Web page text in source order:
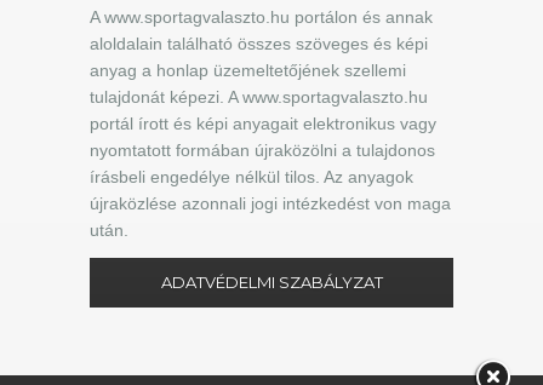
A www.sportagvalaszto.hu portálon és annak
aloldalain található összes szöveges és képi
anyag a honlap üzemeltetőjének szellemi
tulajdonát képezi. A www.sportagvalaszto.hu
portál írott és képi anyagait elektronikus vagy
nyomtatott formában újraközölni a tulajdonos
írásbeli engedélye nélkül tilos. Az anyagok
újraközlése azonnali jogi intézkedést von maga
után.
ADATVÉDELMI SZABÁLYZAT